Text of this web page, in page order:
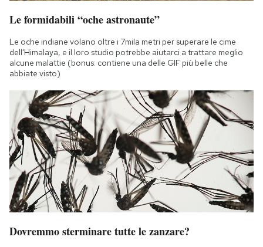
Le formidabili “oche astronaute”
Le oche indiane volano oltre i 7mila metri per superare le cime
dell'Himalaya, e il loro studio potrebbe aiutarci a trattare meglio
alcune malattie (bonus: contiene una delle GIF più belle che
abbiate visto)
Dovremmo sterminare tutte le zanzare?